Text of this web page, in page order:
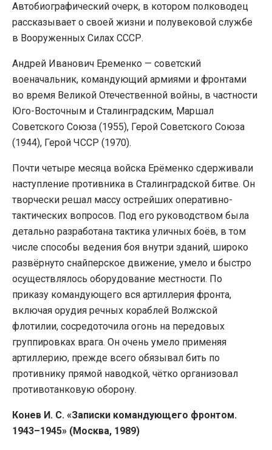
Автобиографический очерк, в котором полководец
рассказывает о своей жизни и полувековой службе
в Вооруженных Силах СССР.
Андрей Иванович Еременко — советский
военачальник, командующий армиями и фронтами
во время Великой Отечественной войны, в частности
Юго-Восточным и Сталинградским, Маршал
Советского Союза (1955), Герой Советского Союза
(1944), Герой ЧССР (1970).
Почти четыре месяца войска Ерёменко сдерживали
наступление противника в Сталинградской битве. Он
творчески решал массу острейших оперативно-
тактических вопросов. Под его руководством была
детально разработана тактика уличных боёв, в том
числе способы ведения боя внутри зданий, широко
развёрнуто снайперское движение, умело и быстро
осуществлялось оборудование местности. По
приказу командующего вся артиллерия фронта,
включая орудия речных кораблей Волжской
флотилии, сосредоточила огонь на передовых
группировках врага. Он очень умело применяя
артиллерию, прежде всего обязывал бить по
противнику прямой наводкой, чётко организовал
противотанковую оборону.
Конев И. С. «Записки командующего фронтом.
1943–1945» (Москва, 1989)